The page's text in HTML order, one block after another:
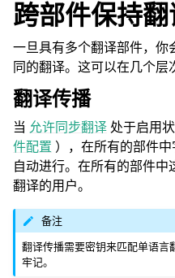
跨部件保持
一旦具有多个翻译部件，你
同的翻译。这可以在几个层
翻译传播
当 允许同步翻译 处于启用
件配置 ），在所有的部件
自动进行。在所有的部件
翻译的用户。
备注
翻译传播需要密钥来匹配单语言
牢记。